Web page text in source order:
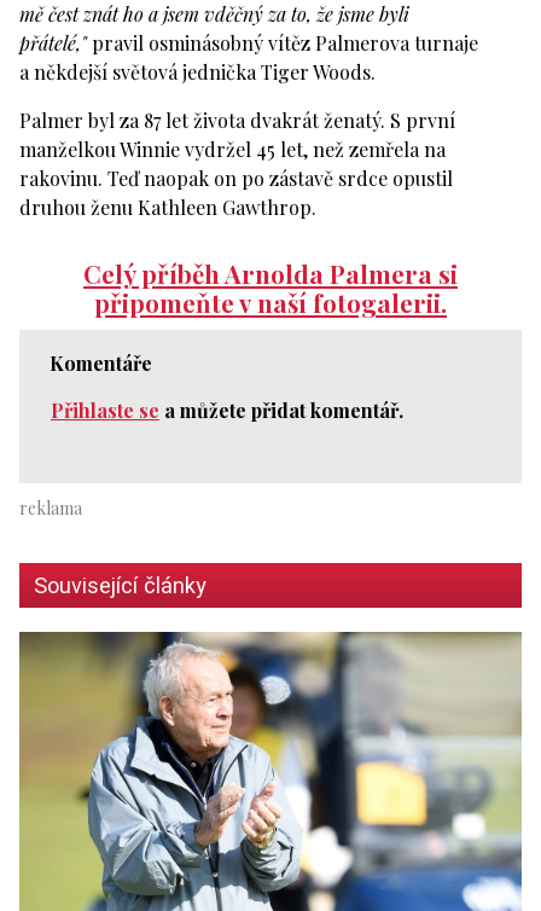
mě čest znát ho a jsem vděčný za to, že jsme byli
přátelé,"pravil osminásobný vítěz Palmerova turnaje
a někdejší světová jednička Tiger Woods.
Palmer byl za 87 let života dvakrát ženatý. S první
manželkou Winnie vydržel 45 let, než zemřela na
rakovinu. Teď naopak on po zástavě srdce opustil
druhou ženu Kathleen Gawthrop.
Celý příběh Arnolda Palmera si
připomeňte v naší fotogalerii.
Komentáře
Přihlaste se a můžete přidat komentář.
Související články